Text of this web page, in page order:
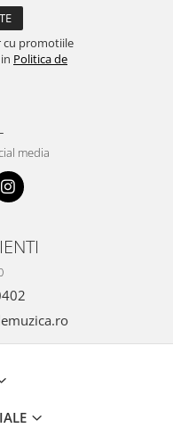
cu promotiile
Politica de
media